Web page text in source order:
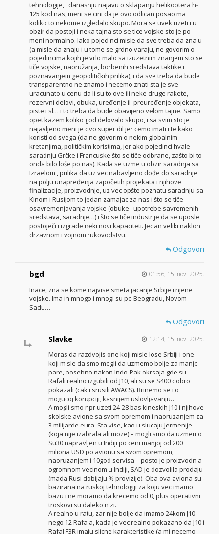
tehnologije, i danasnju najavu o sklapanju helikoptera h-
125 kod nas, meni se cini da je ovo odlican posao ma
koliko to nekome izgledalo skupo. Mora se uvek uzeti i u
obzir da postoji i neka tajna sto se tice vojske sto je po
meni normalno. Iako pojedinci misle da sve treba da znaju
(a misle da znaju i u tome se grdno varaju, ne govorim o
pojedincima kojih je vrlo malo sa izuzetnim znanjem sto se
tiče vojske, naoružanja, borbenih sredstava taktike i
poznavanjem geopolitičkih prilika), i da sve treba da bude
transparentno ne znamo i necemo znati sta je sve
uracunato u cenu da li su to ove ili neke druge rakete,
rezervni delovi, obuka, uređenje ili preuređenje objekata,
piste i sl… i to treba da bude obavijeno velom tajne. Samo
opet kazem koliko god delovalo skupo, i sa svim sto je
najavljeno meni je ovo super dil jer cemo imati i te kako
koristi od svega (da ne govorim o nekim globalnim
kretanjima, političkim koristima, jer ako pojedinci hvale
saradnju Grčke i Francuske što se tiče odbrane, zašto bi to
onda bilo loše po nas). Kada se uzme u obzir saradnja sa
Izraelom , prilika da uz vec nabavljeno dođe do saradnje
na polju unapređenja započetih projekata i njihove
finalizacije, proizvodnje, uz vec opšte poznatu saradnju sa
Kinom i Rusijom to jedan zamajac za nas i što se tiče
osavremenjavanja vojske (obuke i upotrebe savremenih
sredstava, saradnje…) i što se tiče industrije da se uposle
postoječi i izgrade neki novi kapaciteti. Jedan veliki naklon
drzavnom i vojnom rukovodstvu.
Odgovori
bgd 01:56, 15. nov. 2025.
Inace, zna se kome najvise smeta jacanje Srbije i njene
vojske. Ima ih mnogo i mnogi su po Beogradu, Novom
Sadu…
Odgovori
Slavke
12:14, 15. nov. 2025.
Moras da razdvojis one koji misle lose Srbiji i one
koji misle da smo mogli da uzmemo bolje za manje
pare, posebno nakon Indo-Pak okrsaja gde su
Rafali realno izgubili od J10, ali su se S400 dobro
pokazali (cak i srusili AWACS). Brinemo se i o
mogucoj korupciji, kasnijem uslovljavanju…
A mogli smo npr uzeti 24-28 bas kineskih J10 i njihove
skolske avione sa svom opremom i naoruzanjem za
3 milijarde eura. Sta vise, kao u slucaju Jermenije
(koja nije izabrala ali moze) – mogli smo da uzmemo
Su30 napravljen u Indiji po ceni manjoj od 200
miliona USD po avionu sa svom opremom,
naoruzanjem i 10god servisa – posto je proizvodnja
ogromnom vecinom u Indiji, SAD je dozvolila prodaju
(mada Rusi dobijaju % provizije). Oba ova aviona su
bazirana na ruskoj tehnologiji za koju vec imamo
bazu i ne moramo da krecemo od 0, plus operativni
troskovi su daleko nizi.
A realno u ratu, zar nije bolje da imamo 24kom J10
nego 12 Rafala, kada je vec realno pokazano da J10 i
Rafal F3R imaju slicne karakteristike (a mi necemo